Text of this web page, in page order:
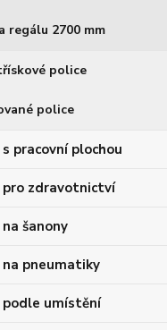
regálu 2700 mm
police
police
pracovní plochou
pro zdravotnictví
šanony
na pneumatiky
podle umístění